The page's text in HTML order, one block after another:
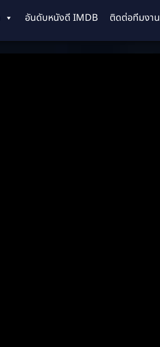
อันดับหนังดี IMDB ติดต่อทีมงาน